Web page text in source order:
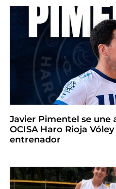
Javier Pimentel se une
OCISA Haro Rioja
entrenador